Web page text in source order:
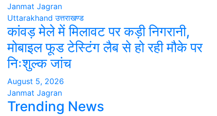
Janmat Jagran
Uttarakhand उत्तराखण्ड
कांवड़ मेले में मिलावट पर कड़ी निगरानी,
मोबाइल फूड टेस्टिंग लैब से हो रही मौके पर
निःशुल्क जांच
August 5, 2026
Janmat Jagran
Trending News